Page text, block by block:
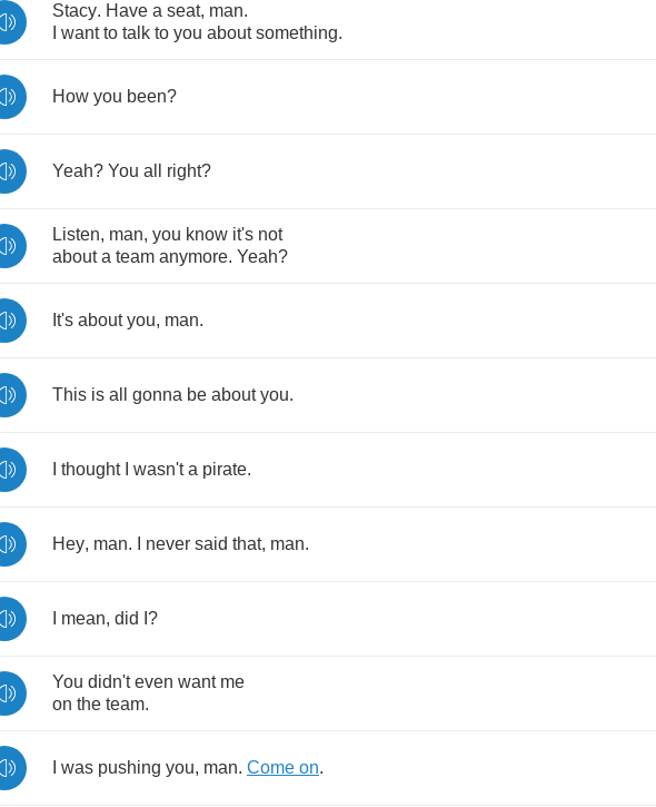
Stacy. Have a seat, man.
want to talk to you about something.
How you been?
Yeah? You all right?
Listen, man, you know it's not
about a team anymore. Yeah?
It's about you, man.
This is all gonna be about you.
thought wasn't a pirate.
Hey, man. never said that, man.
mean, did ?
You didn't even want me
on the team.
was pushing you, man. Come on.